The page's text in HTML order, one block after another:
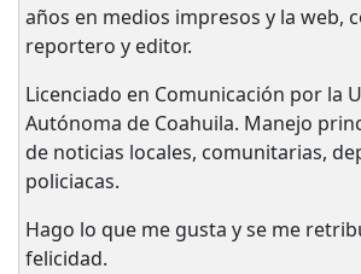
años en medios impresos y la web,
reportero y editor.
Licenciado en Comunicación por la
Autónoma de Coahuila. Manejo
de noticias locales, comunitarias,
policiacas.
Hago lo que me gusta y se me
felicidad.